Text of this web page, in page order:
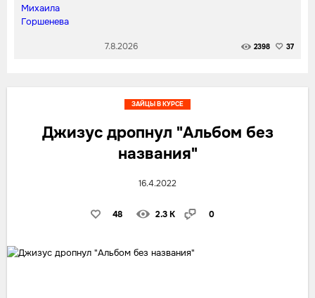
7.8.2026 2398 37
Джизус дропнул "Альбом без
названия"
16.4.2022
48 2.3 K 0
ЗАЙЦЫ В КУРСЕ